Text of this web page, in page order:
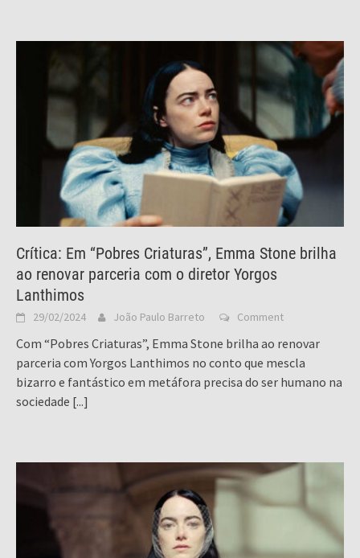
Crítica: Em “Pobres Criaturas”, Emma Stone brilha
ao renovar parceria com o diretor Yorgos
Lanthimos
29/02/2024 João Paulo Barreto Comment
Com “Pobres Criaturas”, Emma Stone brilha ao renovar
parceria com Yorgos Lanthimos no conto que mescla
bizarro e fantástico em metáfora precisa do ser humano na
sociedade [...]